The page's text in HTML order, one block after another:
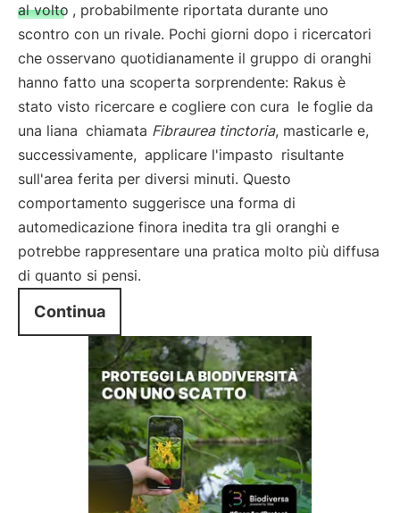
al volto , probabilmente riportata durante uno
scontro con un rivale. Pochi giorni dopo i ricercatori
che osservano quotidianamente il gruppo di oranghi
hanno fatto una scoperta sorprendente: Rakus è
stato visto ricercare e cogliere con cura le foglie da
una liana chiamata Fibraurea tinctoria, masticarle e,
successivamente, applicare l'impasto risultante
sull'area ferita per diversi minuti. Questo
comportamento suggerisce una forma di
automedicazione finora inedita tra gli oranghi e
potrebbe rappresentare una pratica molto più diffusa
di quanto si pensi.
Continua